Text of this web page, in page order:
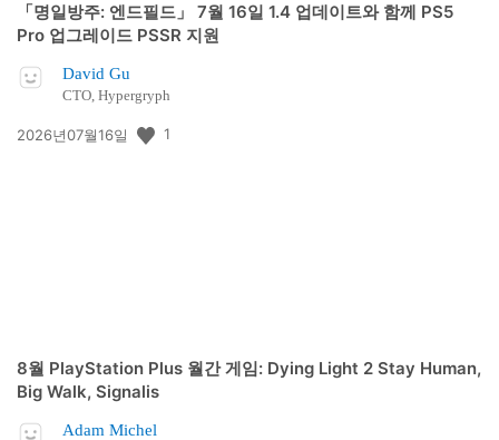
「명일방주: 엔드필드」 7월 16일 1.4 업데이트와 함께 PS5
Pro 업그레이드 PSSR 지원
David Gu
CTO, Hypergryph
공
2026년07월16일 1
8월 PlayStation Plus 월간 게임: Dying Light 2 Stay Human,
Big Walk, Signalis
Adam Michel